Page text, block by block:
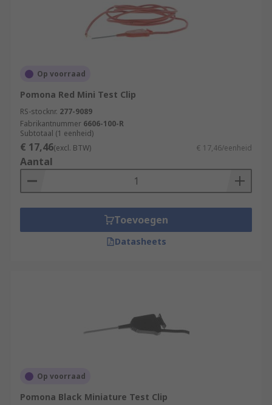
Op voorraad
Pomona Red Mini Test Clip
RS-stocknr. 277-9089
Fabrikantnummer 6606-100-R
Subtotaal (1 eenheid)
€ 17,46(excl. BTW) € 17,46/eenheid
Aantal
Toevoegen
Datasheets
Op voorraad
Pomona Black Miniature Test Clip